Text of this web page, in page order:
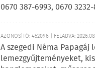
0670 387-6993, 0670
AZONOSÍTÓ: 452096 | FELADVA:
A szegedi Néma Papagáj
lemezgyűjteményeket,